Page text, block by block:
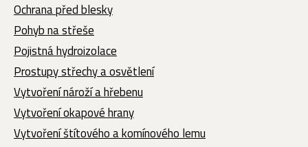
Ochrana před blesky
Pohyb na střeše
Pojistná hydroizolace
Prostupy střechy a osvětlení
Vytvoření nároží a hřebenu
Vytvoření okapové hrany
Vytvoření štítového a komínového lemu